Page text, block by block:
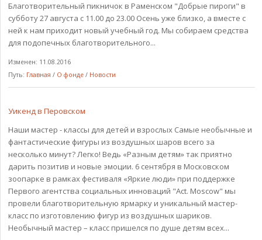
Благотворительный пикничок в Раменском "Добрые пироги" в
субботу 27 августа с 11.00 до 23.00 Осень уже близко, а вместе с
ней к нам приходит новый учебный год. Мы собираем средства
для подопечных благотворительного...
Изменен: 11.08.2016
Путь: Главная / О фонде / Новости
Уикенд в Перовском
Наши мастер - классы для детей и взрослых Самые необычные и
фантастические фигуры из воздушных шаров всего за
несколько минут? Легко! Ведь «Разным детям» так приятно
дарить позитив и новые эмоции. 6 сентября в Московском
зоопарке в рамках фестиваля «Яркие люди» при поддержке
Первого агентства социальных инноваций "Act. Moscow" мы
провели благотворительную ярмарку и уникальный мастер-
класс по изготовлению фигур из воздушных шариков.
Необычный мастер – класс пришелся по душе детям всех...